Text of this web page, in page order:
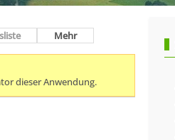
Mehr
dieser Anwendung.